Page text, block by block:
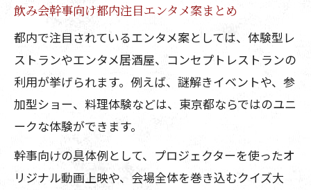
飲み会幹事向け都内注目エンタメ案まとめ
都内で注目されているエンタメ案としては、体験型レ
ストランやエンタメ居酒屋、コンセプトレストランの
利用が挙げられます。例えば、謎解きイベントや、参
加型ショー、料理体験などは、東京都ならではのユニ
ークな体験ができます。
幹事向けの具体例として、プロジェクターを使ったオ
リジナル動画上映や、会場全体を巻き込むクイズ大